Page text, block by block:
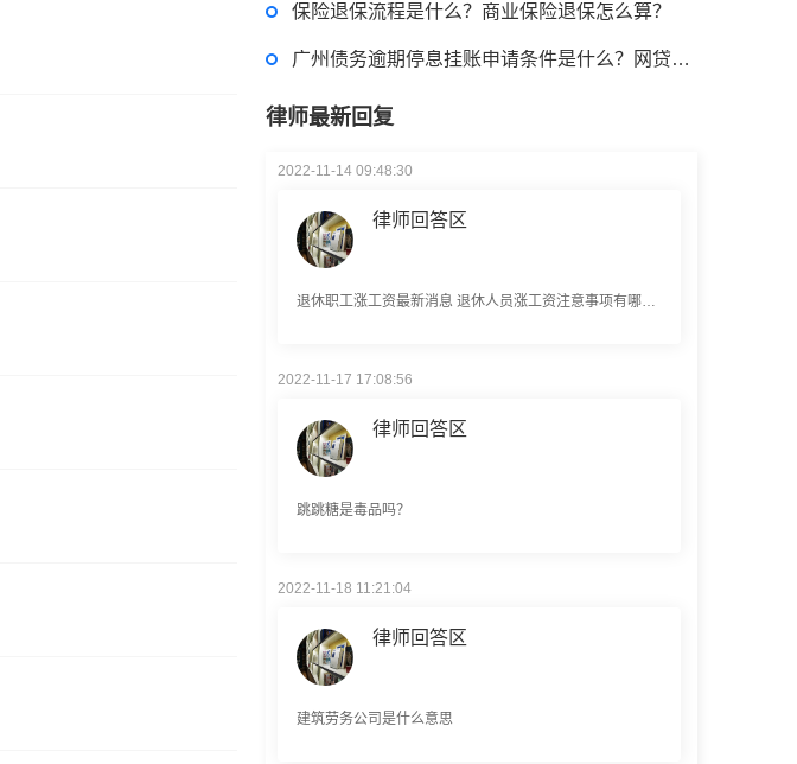
保险退保流程是什么？商业保险退保怎么算？
广州债务逾期停息挂账申请条件是什么？网贷逾期怎么申请停息挂账？
律师最新回复
高楼住宅玻璃炸裂应该找谁处理
回复：可以建议您先找一下物业，由物业处置
2022-11-14 09:48:30
律师回答区
律师回答区
跳跳糖是毒品吗？
律师回答区
建筑劳务公司是什么意思